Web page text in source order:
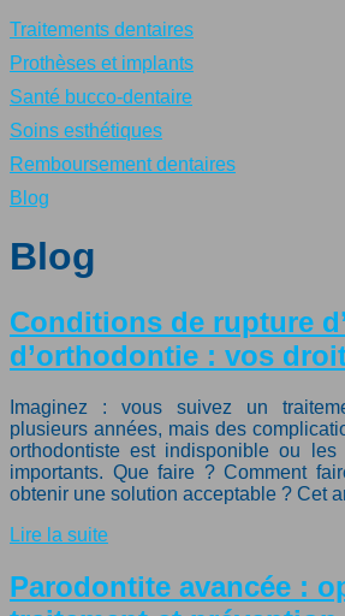
Traitements dentaires
Prothèses et implants
Santé bucco-dentaire
Soins esthétiques
Remboursement dentaires
Blog
Blog
Conditions de rupture
d’orthodontie : vos
Imaginez : vous suivez un
plusieurs années, mais des
orthodontiste est indisponible ou les
importants. Que faire ? Comment
obtenir une solution acceptable ? Cet
Lire la suite
Parodontite avancée :